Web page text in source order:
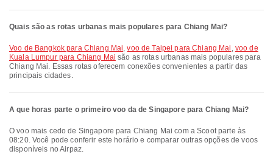
Quais são as rotas urbanas mais populares para Chiang Mai?
voo de Bangkok para Chiang Mai,voo de Taipei para Chiang Mai , voo de
Kuala Lumpur para Chiang Mai são as rotas urbanas mais populares para
Chiang Mai. Essas rotas oferecem conexões convenientes a partir das
principais cidades.
A que horas parte o primeiro voo da de Singapore para Chiang Mai?
O voo mais cedo de Singapore para Chiang Mai com a Scoot parte às
08:20. Você pode conferir este horário e comparar outras opções de voos
disponíveis no Airpaz.